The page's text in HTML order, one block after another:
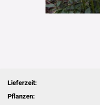
Lieferzeit:
Pflanzen: